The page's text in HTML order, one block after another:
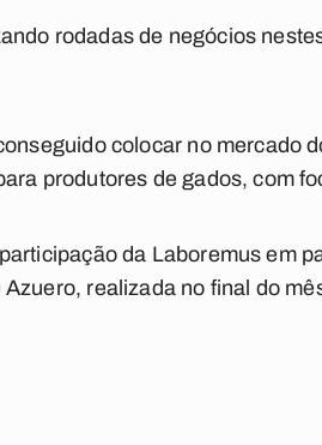
rodadas de negócios
colocar no mercado
produtores de gados, com
da Laboremus em
realizada no final do